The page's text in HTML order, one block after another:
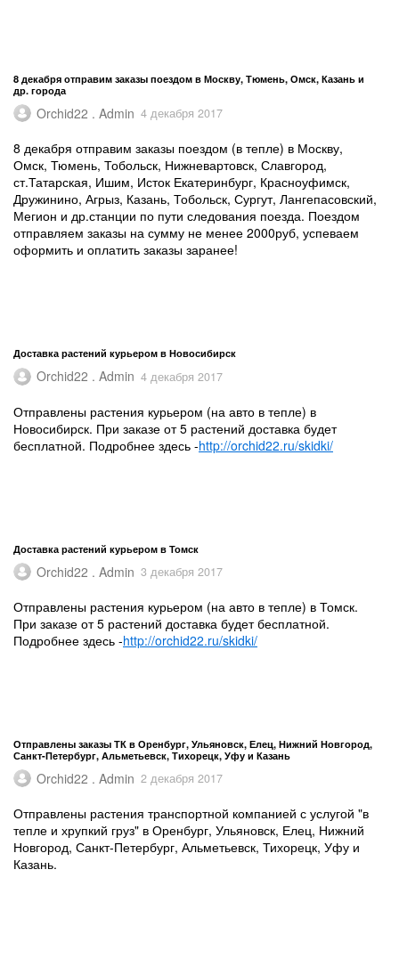
8 декабря отправим заказы поездом в Москву, Тюмень, Омск, Казань и
др. города
Orchid22 . Admin 4 декабря 2017
8 декабря отправим заказы поездом (в тепле) в Москву,
Омск, Тюмень, Тобольск, Нижневартовск, Славгород,
ст.Татарская, Ишим, Исток Екатеринбург, Красноуфимск,
Дружинино, Агрыз, Казань, Тобольск, Сургут, Лангепасовский,
Мегион и др.станции по пути следования поезда. Поездом
отправляем заказы на сумму не менее 2000руб, успеваем
оформить и оплатить заказы заранее!
Доставка растений курьером в Новосибирск
Orchid22 . Admin 4 декабря 2017
Отправлены растения курьером (на авто в тепле) в
Новосибирск. При заказе от 5 растений доставка будет
бесплатной. Подробнее здесь -http://orchid22.ru/skidki/
Доставка растений курьером в Томск
Orchid22 . Admin 3 декабря 2017
Отправлены растения курьером (на авто в тепле) в Томск.
При заказе от 5 растений доставка будет бесплатной.
Подробнее здесь -http://orchid22.ru/skidki/
Отправлены заказы ТК в Оренбург, Ульяновск, Елец, Нижний Новгород,
Санкт-Петербург, Альметьевск, Тихорецк, Уфу и Казань
Orchid22 . Admin 2 декабря 2017
Отправлены растения транспортной компанией с услугой "в
тепле и хрупкий груз" в Оренбург, Ульяновск, Елец, Нижний
Новгород, Санкт-Петербург, Альметьевск, Тихорецк, Уфу и
Казань.